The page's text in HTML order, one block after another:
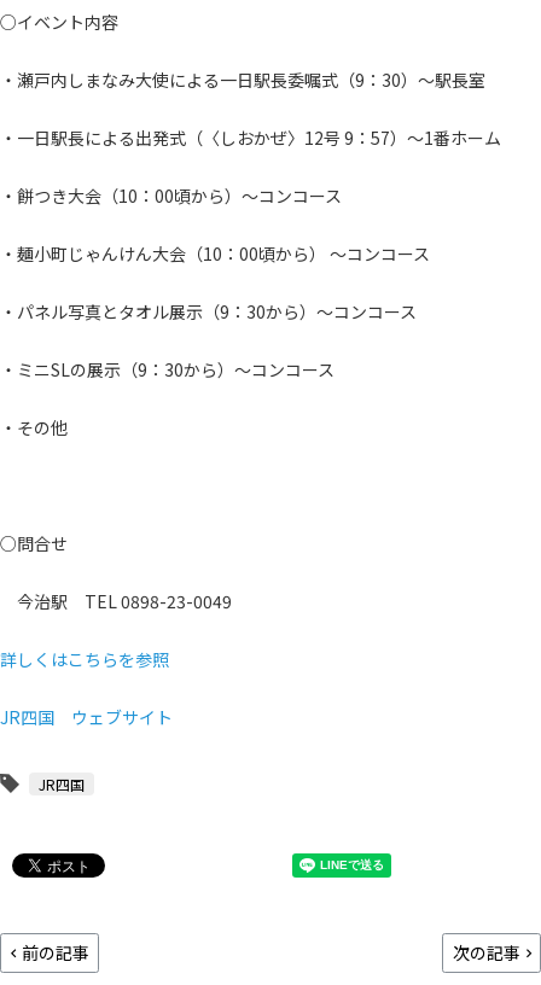
○イベント内容
・瀬戸内しまなみ大使による一日駅長委嘱式（9：30）～駅長室
・一日駅長による出発式（〈しおかぜ〉12号 9：57）～1番ホーム
・餅つき大会（10：00頃から）～コンコース
・麺小町じゃんけん大会（10：00頃から） ～コンコース
・パネル写真とタオル展示（9：30から）～コンコース
・ミニSLの展示（9：30から）～コンコース
・その他
○問合せ
今治駅 TEL 0898-23-0049
詳しくはこちらを参照
JR四国 ウェブサイト
JR四国
前の記事 次の記事